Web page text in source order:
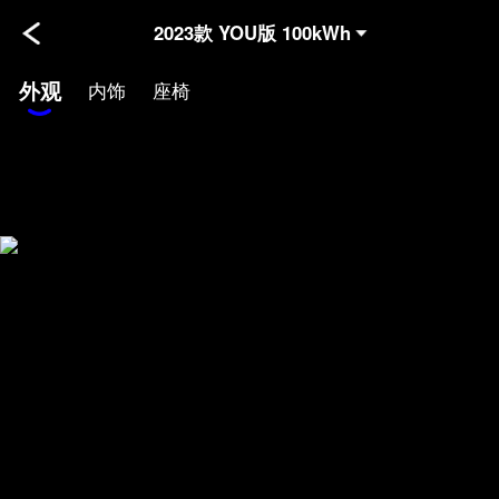
2023款 YOU版 100kWh
外观 内饰 座椅